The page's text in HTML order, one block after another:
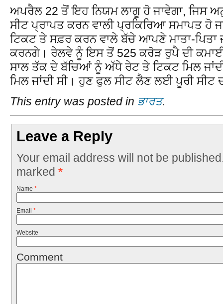
ਅਪਰੈਲ 22 ਤੋਂ ਇਹ ਨਿਯਮ ਲਾਗੂ ਹੋ ਜਾਵੇਗਾ, ਜਿਸ
ਸੀਟ ਪ੍ਰਾਪਤ ਕਰਨ ਵਾਲੀ ਪ੍ਰਕਿਰਿਆ ਸਮਾਪਤ ਹੋ
ਟਿਕਟ ਤੇ ਸਫ਼ਰ ਕਰਨ ਵਾਲੇ ਬੱਚੇ ਆਪਣੇ ਮਾਤਾ-ਪਿਤਾ
ਕਰਨਗੇ। ਰੇਲਵੇ ਨੂੰ ਇਸ ਤੋਂ 525 ਕਰੋੜ ਰੁਪੈ ਦੀ
ਸਾਲ ਤੱਕ ਦੇ ਬੱਚਿਆਂ ਨੂੰ ਅੱਧੇ ਰੇਟ ਤੇ ਟਿਕਟ ਮਿਲ
ਮਿਲ ਜਾਂਦੀ ਸੀ। ਹੁਣ ਫੁਲ ਸੀਟ ਲੈਣ ਲਈ ਪੂਰੀ ਸੀਟ
This entry was posted in ਭਾਰਤ.
Leave a Reply
Your email address will not be
marked *
Name *
Email *
Website
Comment